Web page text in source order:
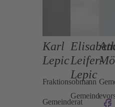
Karl
Lepic
Fraktionsobmann
Gemeinderat
Leifer-
Lepic